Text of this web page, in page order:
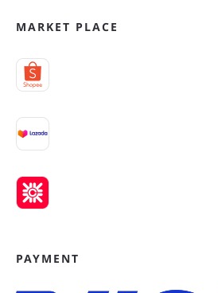
MARKET PLACE
PAYMENT